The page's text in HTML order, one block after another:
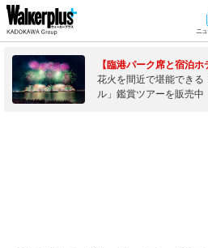
ニュ
【臨港パーク席と宿泊ホ
花火を間近で堪能でき
ル」鑑賞ツアーを販売中